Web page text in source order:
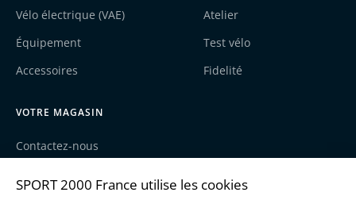
Vélo électrique (VAE)
Équipement
Accessoires
Atelier
Test vélo
Fidelité
VOTRE MAGASIN
Contactez-nous